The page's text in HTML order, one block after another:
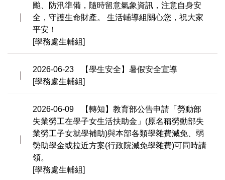
颱、防汛準備，隨時留意氣象資訊，注意自身安
全，守護生命財產。 生活輔導組關心您，祝大家
平安！
[學務處生輔組]
2026-06-23
【學生安全】暑假安全宣導
[學務處生輔組]
2026-06-09
【轉知】教育部公告申請「勞動部
失業勞工在學子女生活扶助金」(原名稱勞動部失
業勞工子女就學補助)與本部各類學雜費減免、弱
勢助學金或拉近方案(行政院減免學雜費)可同時請
領。
[學務處生輔組]